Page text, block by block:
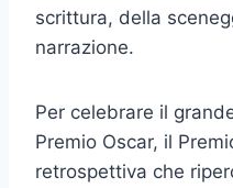
scrittura, della
narrazione.
Per celebrare il
Premio Oscar, il
retrospettiva che